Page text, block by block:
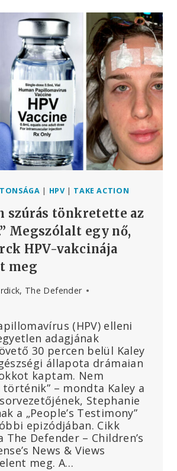
| HPV | TAKE ACTION
szúrás tönkretette az
Megszólalt egy nő,
HPV-vakcinája
meg
The Defender
(HPV) elleni
adagjának
30 percen belül Kaley
állapota drámaian
kaptam. Nem
– mondta Kaley a
Stephanie
a „People’s Testimony”
epizódjában. Cikk
The Defender – Children’s
News & Views
meg. A…